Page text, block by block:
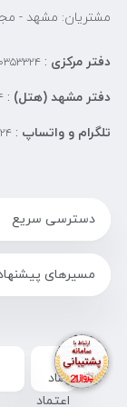
مشتریان: مشهد -
دفتر مرکزی : ۰۳۵۳۳۲۴
دفتر مشهد (هتل) :
تلگرام و واتساپ :
دسترسی سریع
مسیرهای